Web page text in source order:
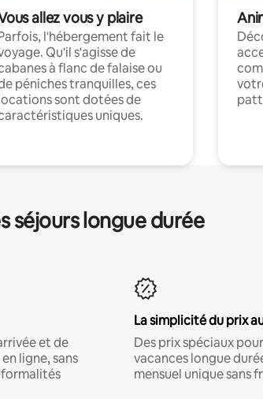
allez vous y plaire
l'hébergement fait le
Qu'il s'agisse de
à flanc de falaise ou
péniches tranquilles, ces
sont dotées de
uniques.
séjours longue durée
et de
ligne, sans
La simplicité du prix
Des prix spéciaux
vacances longue
mensuel unique sans